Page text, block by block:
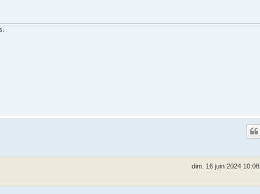
dim. 16 juin 2024 10:08